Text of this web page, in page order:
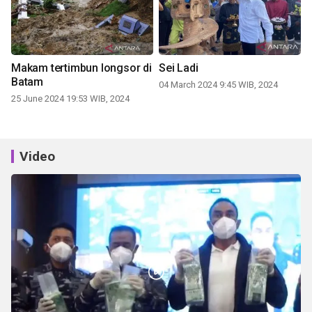
Makam tertimbun longsor di
Batam
25 June 2024 19:53 WIB, 2024
Sei Ladi
04 March 2024 9:45 WIB, 2024
Video